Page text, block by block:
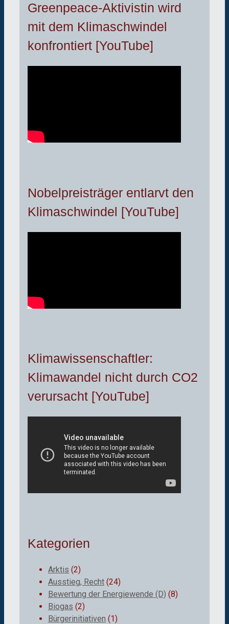
Greenpeace-Aktivistin wird
mit dem Klimaschwindel
konfrontiert [YouTube]
Nobelpreisträger entlarvt den
Klimaschwindel [YouTube]
Klimawissenschaftler:
Klimawandel nicht durch CO2
verursacht [YouTube]
Kategorien
Arktis (2)
Ausstieg, Recht (24)
Bewertung der Energiewende (D) (8)
Biogas (2)
Bürgerinitiativen (1)